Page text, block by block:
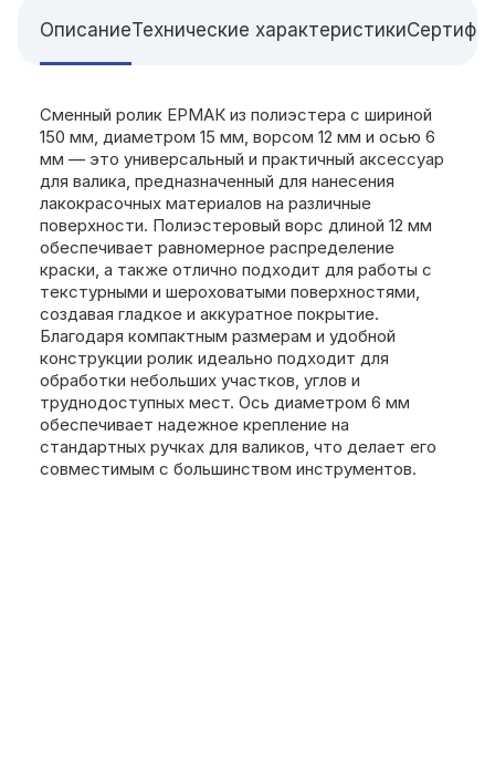
ОписаниеТехнические характеристики
Сменный ролик ЕРМАК из полиэстера с шириной
150 мм, диаметром 15 мм, ворсом 12 мм и осью 6
мм — это универсальный и практичный аксессуар
для валика, предназначенный для нанесения
лакокрасочных материалов на различные
поверхности. Полиэстеровый ворс длиной 12 мм
обеспечивает равномерное распределение
краски, а также отлично подходит для работы с
текстурными и шероховатыми поверхностями,
создавая гладкое и аккуратное покрытие.
Благодаря компактным размерам и удобной
конструкции ролик идеально подходит для
обработки небольших участков, углов и
труднодоступных мест. Ось диаметром 6 мм
обеспечивает надежное крепление на
стандартных ручках для валиков, что делает его
совместимым с большинством инструментов.